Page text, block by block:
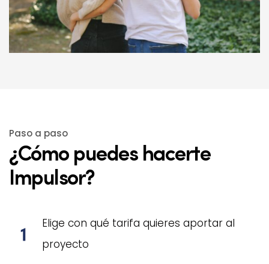
Paso a paso
¿Cómo puedes hacerte
Impulsor?
Elige con qué tarifa quieres aportar al
proyecto